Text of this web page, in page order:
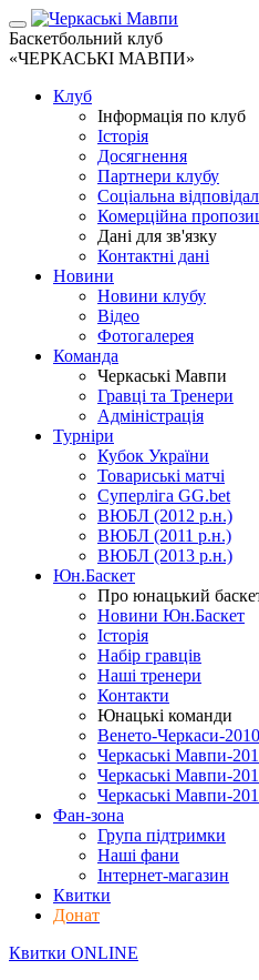
Баскетбольний клуб
«ЧЕРКАСЬКІ МАВПИ»
Клуб
Інформація по клуб
Історія
Досягнення
Партнери клубу
Соціальна
Комерційна
Дані для зв'язку
Контактні дані
Новини
Новини клубу
Відео
Фотогалерея
Команда
Черкаські Мавпи
Гравці та Тренери
Адміністрація
Турніри
Кубок України
Товариські матчі
Суперліга GG.bet
ВЮБЛ (2012 р.н.)
ВЮБЛ (2011 р.н.)
ВЮБЛ (2013 р.н.)
Юн.Баскет
Про юнацький
Новини Юн.Баскет
Історія
Набір гравців
Наші тренери
Контакти
Юнацькі команди
Венето-Черкаси-2010
Черкаські Мавпи-
Черкаські Мавпи-
Черкаські Мавпи-
Фан-зона
Група підтримки
Наші фани
Інтернет-магазин
Квитки
Донат
Квитки ONLINE